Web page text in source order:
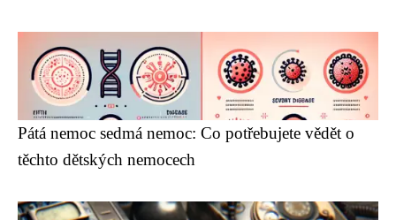
Pátá nemoc sedmá nemoc: Co potřebujete vědět o
těchto dětských nemocech